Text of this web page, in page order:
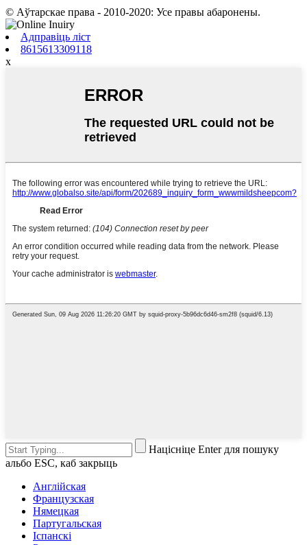
© Аўтарскае права - 2010-2020: Усе правы абаронены.
Адправіць ліст
8615613309118
x
Націсніце Enter для пошуку
альбо ESC, каб закрыць
Англійская
Французская
Нямецкая
Партугальская
Іспанскі